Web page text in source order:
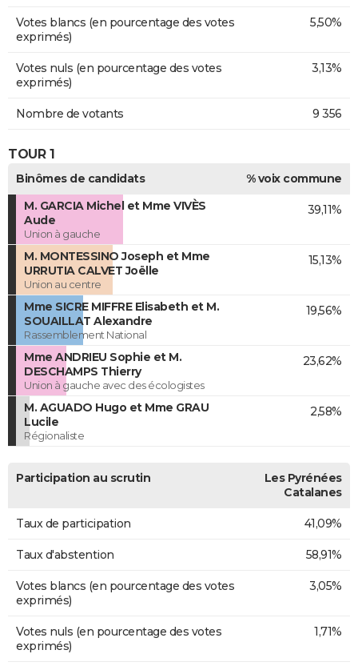
Votes blancs (en pourcentage des votes
exprimés)
5,50%
Votes nuls (en pourcentage des votes
exprimés)
3,13%
Nombre de votants 9 356
TOUR 1
Binômes de candidats
% voix commune
M. GARCIA Michel et Mme VIVÈS
Aude
Union à gauche
39,11%
M. MONTESSINO Joseph et Mme
URRUTIA CALVET Joëlle
Union au centre
15,13%
Mme SICRE MIFFRE Elisabeth et M.
SOUAILLAT Alexandre
Rassemblement National
19,56%
Mme ANDRIEU Sophie et M.
DESCHAMPS Thierry
Union à gauche avec des écologistes
23,62%
M. AGUADO Hugo et Mme GRAU
Lucile
Régionaliste
2,58%
Participation au scrutin
Les Pyrénées
Catalanes
Taux de participation 41,09%
Taux d'abstention 58,91%
Votes blancs (en pourcentage des votes
exprimés)
3,05%
Votes nuls (en pourcentage des votes
exprimés)
1,71%